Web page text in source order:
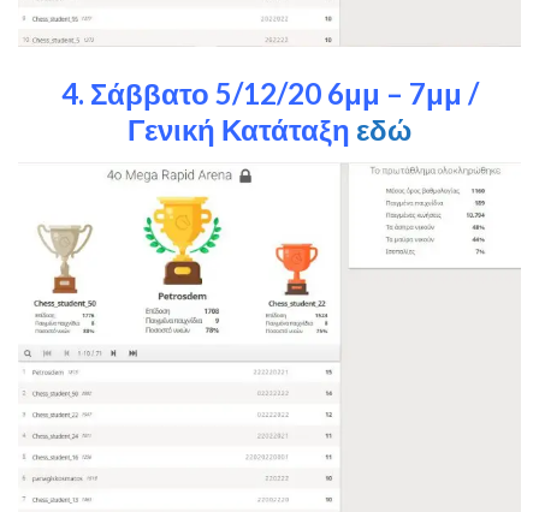
4. Σάββατο 5/12/20 6μμ – 7μμ /
Γενική Κατάταξη εδώ